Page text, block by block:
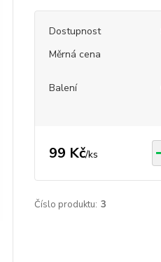
Dostupnost
Měrná cena
Balení
99 Kč/ks
Číslo produktu: 3